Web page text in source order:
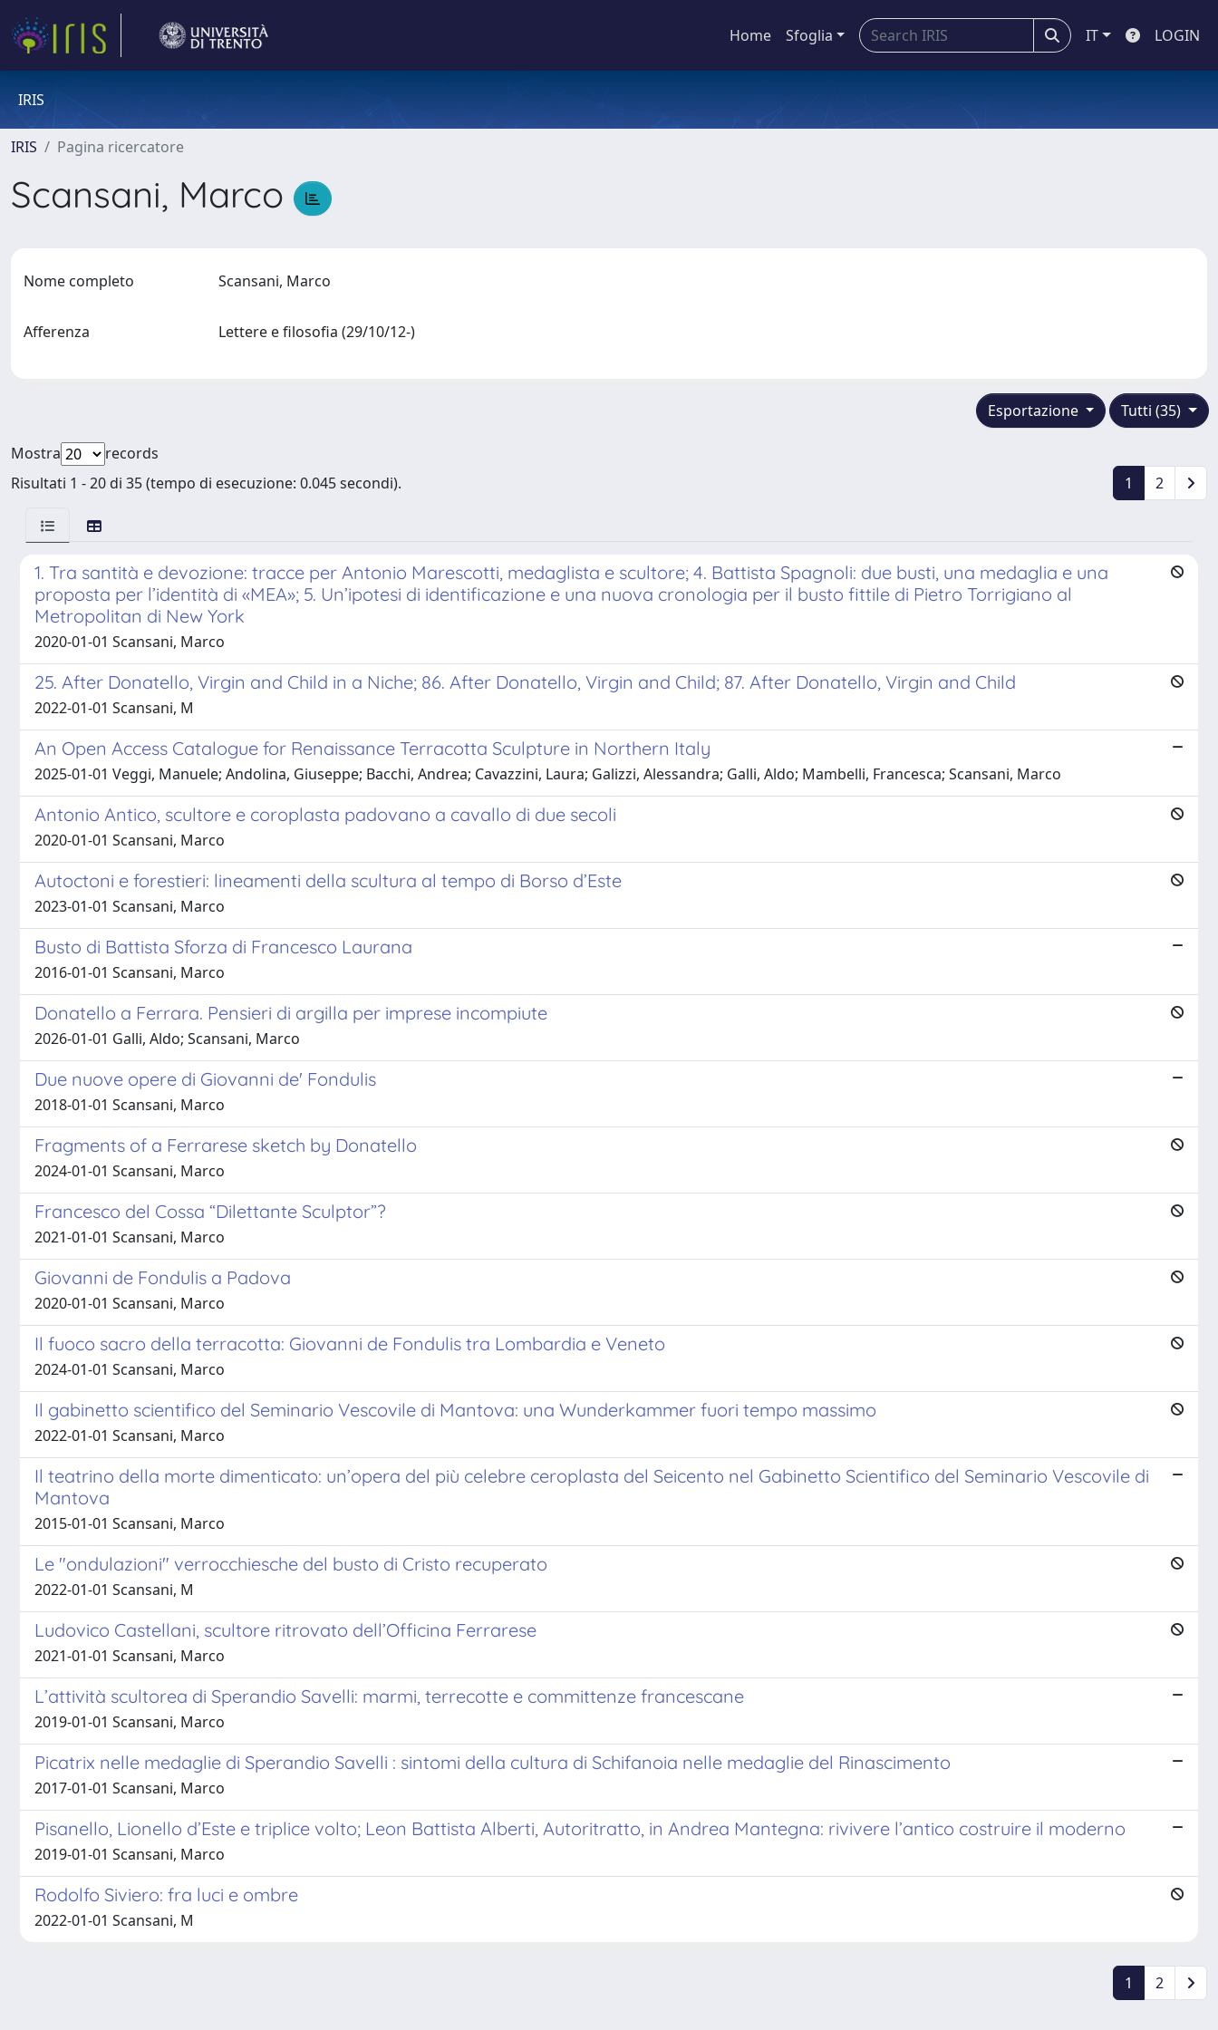
Home Sfoglia IT LOGIN
IRIS
IRIS Pagina ricercatore
Scansani, Marco
Nome completo Scansani, Marco
Afferenza Lettere e filosofia (29/10/12-)
Tutti (35)
Esportazione
Mostra
records
Risultati 1 - 20 di 35 (tempo di esecuzione: 0.045 secondi).
1 2
1. Tra santità e devozione: tracce per Antonio Marescotti, medaglista e scultore; 4. Battista Spagnoli: due busti, una medaglia e una
proposta per l’identità di «MEA»; 5. Un’ipotesi di identificazione e una nuova cronologia per il busto fittile di Pietro Torrigiano al
Metropolitan di New York
2020-01-01 Scansani, Marco
25. After Donatello, Virgin and Child in a Niche; 86. After Donatello, Virgin and Child; 87. After Donatello, Virgin and Child
2022-01-01 Scansani, M
An Open Access Catalogue for Renaissance Terracotta Sculpture in Northern Italy
2025-01-01 Veggi, Manuele; Andolina, Giuseppe; Bacchi, Andrea; Cavazzini, Laura; Galizzi, Alessandra; Galli, Aldo; Mambelli, Francesca; Scansani, Marco
Antonio Antico, scultore e coroplasta padovano a cavallo di due secoli
2020-01-01 Scansani, Marco
Autoctoni e forestieri: lineamenti della scultura al tempo di Borso d’Este
2023-01-01 Scansani, Marco
Busto di Battista Sforza di Francesco Laurana
2016-01-01 Scansani, Marco
Donatello a Ferrara. Pensieri di argilla per imprese incompiute
2026-01-01 Galli, Aldo; Scansani, Marco
Due nuove opere di Giovanni de' Fondulis
2018-01-01 Scansani, Marco
Fragments of a Ferrarese sketch by Donatello
2024-01-01 Scansani, Marco
Francesco del Cossa “Dilettante Sculptor”?
2021-01-01 Scansani, Marco
Giovanni de Fondulis a Padova
2020-01-01 Scansani, Marco
Il fuoco sacro della terracotta: Giovanni de Fondulis tra Lombardia e Veneto
2024-01-01 Scansani, Marco
Il gabinetto scientifico del Seminario Vescovile di Mantova: una Wunderkammer fuori tempo massimo
2022-01-01 Scansani, Marco
Il teatrino della morte dimenticato: un’opera del più celebre ceroplasta del Seicento nel Gabinetto Scientifico del Seminario Vescovile di
Mantova
2015-01-01 Scansani, Marco
Le "ondulazioni" verrocchiesche del busto di Cristo recuperato
2022-01-01 Scansani, M
Ludovico Castellani, scultore ritrovato dell’Officina Ferrarese
2021-01-01 Scansani, Marco
L’attività scultorea di Sperandio Savelli: marmi, terrecotte e committenze francescane
2019-01-01 Scansani, Marco
Picatrix nelle medaglie di Sperandio Savelli : sintomi della cultura di Schifanoia nelle medaglie del Rinascimento
2017-01-01 Scansani, Marco
Pisanello, Lionello d’Este e triplice volto; Leon Battista Alberti, Autoritratto, in Andrea Mantegna: rivivere l’antico costruire il moderno
2019-01-01 Scansani, Marco
Rodolfo Siviero: fra luci e ombre
2022-01-01 Scansani, M
1 2